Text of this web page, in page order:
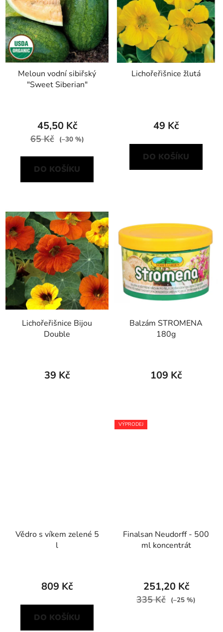
Meloun vodní sibiřský
"Sweet Siberian"
45,50 Kč
65 Kč (–30 %)
DO KOŠÍKU
Lichořeřišnice žlutá
49 Kč
DO KOŠÍKU
Lichořeřišnice Bijou
Double
39 Kč
Balzám STROMENA
180g
109 Kč
Vědro s víkem zelené 5
l
809 Kč
DO KOŠÍKU
VÝPRODEJ
Finalsan Neudorff - 500
ml koncentrát
251,20 Kč
335 Kč (–25 %)